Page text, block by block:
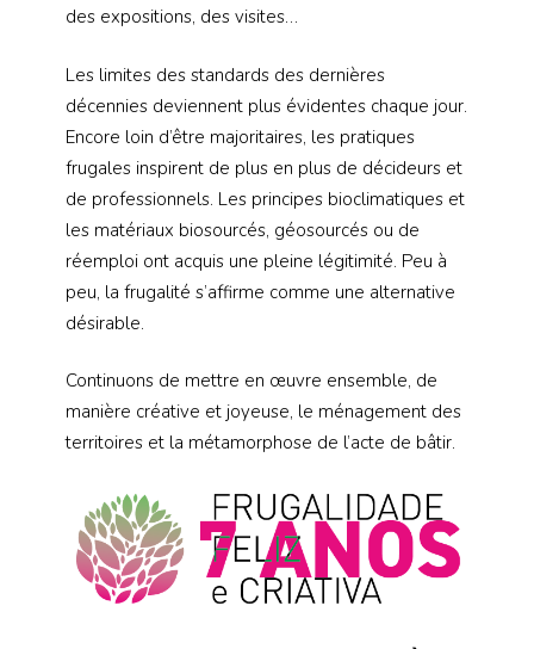
des expositions, des visites…
Les limites des standards des dernières
décennies deviennent plus évidentes chaque jour.
Encore loin d’être majoritaires, les pratiques
frugales inspirent de plus en plus de décideurs et
de professionnels. Les principes bioclimatiques et
les matériaux biosourcés, géosourcés ou de
réemploi ont acquis une pleine légitimité. Peu à
peu, la frugalité s’affirme comme une alternative
désirable.
Continuons de mettre en œuvre ensemble, de
manière créative et joyeuse, le ménagement des
territoires et la métamorphose de l’acte de bâtir.